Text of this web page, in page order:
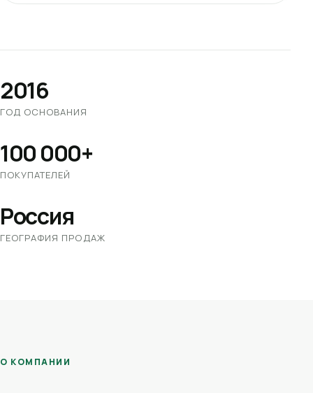
2016
ГОД ОСНОВАНИЯ
100 000+
ПОКУПАТЕЛЕЙ
Россия
ГЕОГРАФИЯ ПРОДАЖ
О КОМПАНИИ